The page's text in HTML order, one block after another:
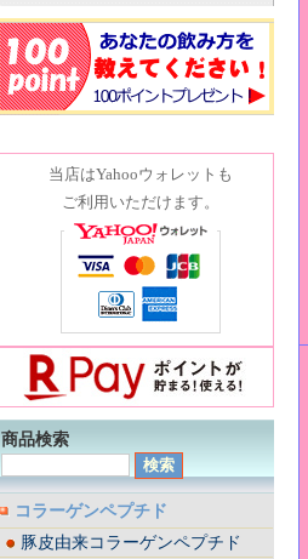
当店はYahooウォレットも
ご利用いただけます。
商品検索
コラーゲンペプチド
豚皮由来コラーゲンペプチド